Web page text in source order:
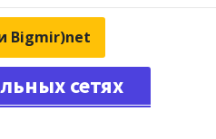
Bigmir)net
сетях